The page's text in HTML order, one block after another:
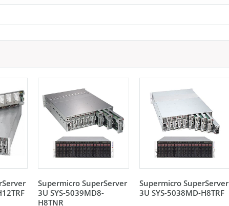
Supermicro SuperServer
3U SYS-5039MD8-
H8TNR
Supermicro SuperServer
3U SYS-5038MD-H8TRF